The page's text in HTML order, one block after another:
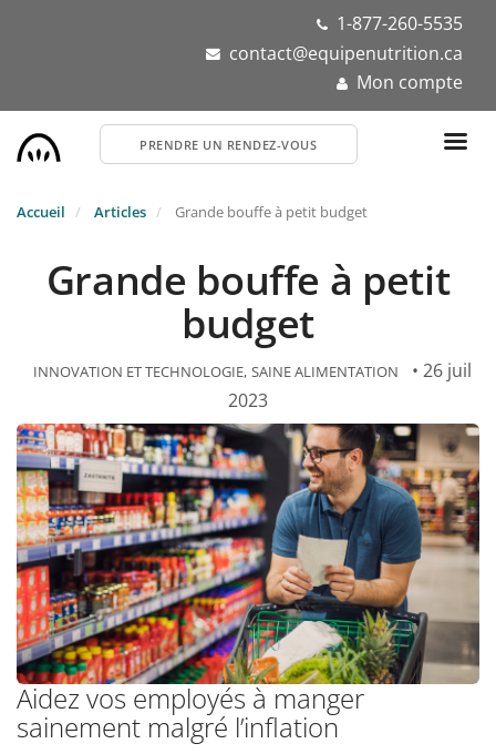
1-877-260-5535
contact@equipenutrition.ca
Mon compte
PRENDRE UN RENDEZ-VOUS
Accueil Articles Grande bouffe à petit budget
Grande bouffe à petit
budget
INNOVATION ET TECHNOLOGIE SAINE ALIMENTATION
• 26 juil
2023
Aidez vos employés à manger
sainement malgré l’inflation